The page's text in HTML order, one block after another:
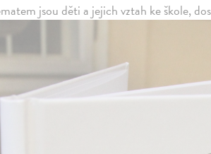
jsou děti a jejich vztah ke škole,